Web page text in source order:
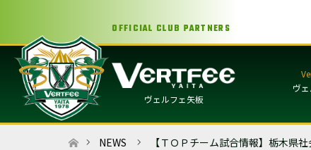
OFFICIAL CLUB PARTNERS
ヴェルフェ矢板
ヴ
ホームNEWS 【ＴＯＰチーム試合情報】栃木県